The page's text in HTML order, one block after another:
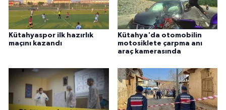
Kütahyaspor ilk hazırlık
maçını kazandı
Kütahya'da otomobilin
motosiklete çarpma anı
araç kamerasında